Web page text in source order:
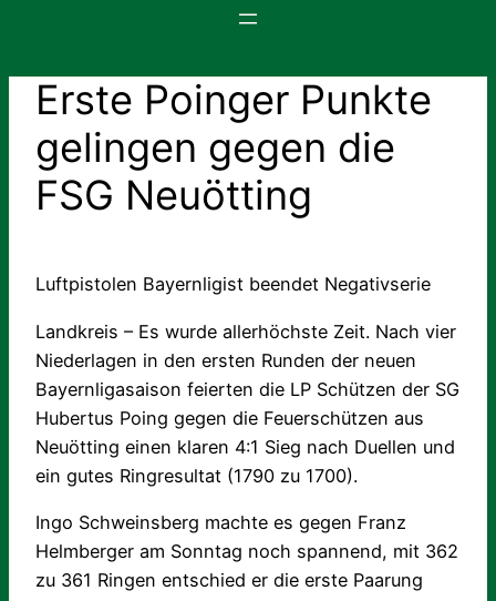
Erste Poinger Punkte
gelingen gegen die
FSG Neuötting
Luftpistolen Bayernligist beendet Negativserie
Landkreis – Es wurde allerhöchste Zeit. Nach vier
Niederlagen in den ersten Runden der neuen
Bayernligasaison feierten die LP Schützen der SG
Hubertus Poing gegen die Feuerschützen aus
Neuötting einen klaren 4:1 Sieg nach Duellen und
ein gutes Ringresultat (1790 zu 1700).
Ingo Schweinsberg machte es gegen Franz
Helmberger am Sonntag noch spannend, mit 362
zu 361 Ringen entschied er die erste Paarung